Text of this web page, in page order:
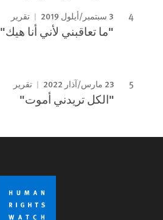
3 سبتمبر/أيلول 2019 تقرير
"ما تعاقبني لأني أنا هيك"
23 مارس/آذار 2022 تقرير
"الكل تريدني أموت"